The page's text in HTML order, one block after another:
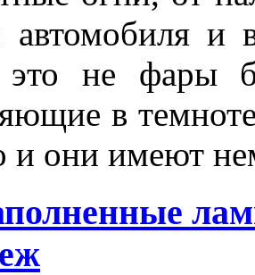
автомобиля и
это не фары
в
и они имеют